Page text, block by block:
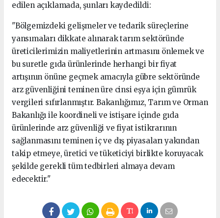
edilen açıklamada, şunları kaydedildi:
"Bölgemizdeki gelişmeler ve tedarik süreçlerine
yansımaları dikkate alınarak tarım sektöründe
üreticilerimizin maliyetlerinin artmasını önlemek ve
bu suretle gıda ürünlerinde herhangi bir fiyat
artışının önüne geçmek amacıyla gübre sektöründe
arz güvenliğini teminen üre cinsi eşya için gümrük
vergileri sıfırlanmıştır. Bakanlığımız, Tarım ve Orman
Bakanlığı ile koordineli ve istişare içinde gıda
ürünlerinde arz güvenliği ve fiyat istikrarının
sağlanmasını teminen iç ve dış piyasaları yakından
takip etmeye, üretici ve tüketiciyi birlikte koruyacak
şekilde gerekli tüm tedbirleri almaya devam
edecektir."